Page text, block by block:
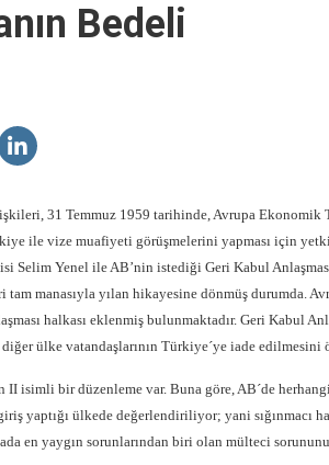
Bedeli
31 Temmuz 1959 tarihinde, Avrupa Ekonomik
ile vize muafiyeti görüşmelerini yapması için
Selim Yenel ile AB’nin istediği Geri Kabul
manasıyla yılan hikayesine dönmüş durumda.
halkası eklenmiş bulunmaktadır. Geri Kabul
ülke vatandaşlarının Türkiye´ye iade edilmesini
isimli bir düzenleme var. Buna göre, AB´de
yaptığı ülkede değerlendiriliyor; yani sığınmacı
en yaygın sorunlarından biri olan mülteci